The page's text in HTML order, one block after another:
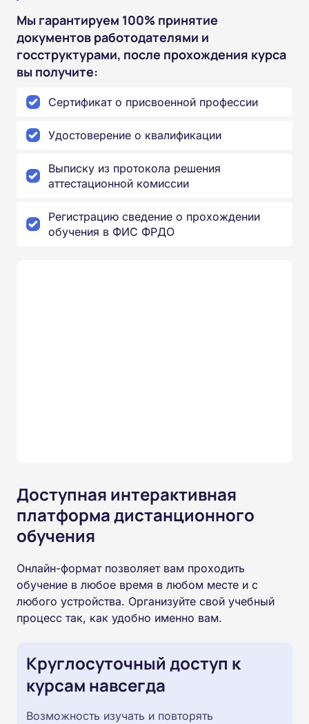
Мы гарантируем 100% принятие
документов работодателями и
госструктурами, после прохождения курса
вы получите:
Сертификат о присвоенной профессии
Удостоверение о квалификации
Выписку из протокола решения
аттестационной комиссии
Регистрацию сведение о прохождении
обучения в ФИС ФРДО
Доступная интерактивная
платформа дистанционного
обучения
Онлайн-формат позволяет вам проходить
обучение в любое время в любом месте и с
любого устройства. Организуйте свой учебный
процесс так, как удобно именно вам.
Круглосуточный доступ к
курсам навсегда
Возможность изучать и повторять